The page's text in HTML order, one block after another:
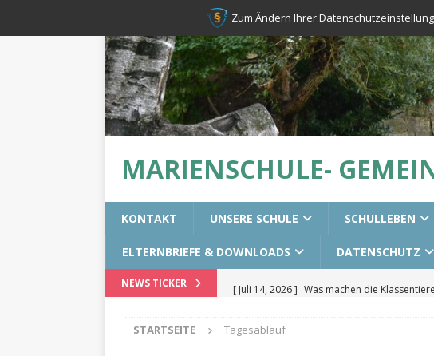
MARIENSCHULE-
KONTAKT UNSERE SCHULE SCHULLEBEN
ELTERNBRIEFE & DOWNLOADS DATENSCHUTZ
NEWS TICKER [ Juli 14, 2026 ] Was machen die
[ Juni 28, 2026 ]
STARTSEITE Tagesablauf
Zum Ändern Ihrer